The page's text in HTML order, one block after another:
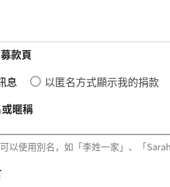
款頁
息
以匿名方式顯示我的捐款
暱稱
以使用別名，如「李姓一家」、「